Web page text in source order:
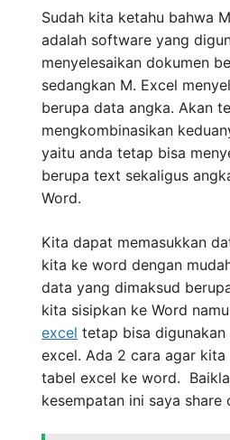
Sudah kita ketahu bahwa
adalah software yang
menyelesaikan dokumen
sedangkan M. Excel
berupa data angka. Akan
mengkombinasikan
yaitu anda tetap bisa
berupa text sekaligus
Word.
Kita dapat memasukkan
kita ke word dengan
data yang dimaksud
kita sisipkan ke Word
excel tetap bisa
excel. Ada 2 cara agar kita
tabel excel ke word.
kesempatan ini saya share